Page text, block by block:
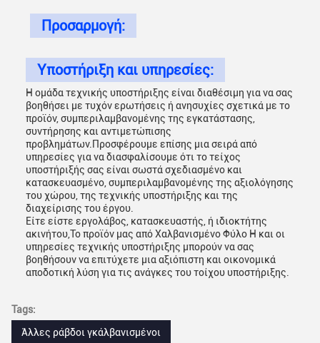
Προσαρμογή:
Υποστήριξη και υπηρεσίες:
Η ομάδα τεχνικής υποστήριξης είναι διαθέσιμη για να σας
βοηθήσει με τυχόν ερωτήσεις ή ανησυχίες σχετικά με το
προϊόν, συμπεριλαμβανομένης της εγκατάστασης,
συντήρησης και αντιμετώπισης
προβλημάτων.Προσφέρουμε επίσης μια σειρά από
υπηρεσίες για να διασφαλίσουμε ότι το τείχος
υποστήριξής σας είναι σωστά σχεδιασμένο και
κατασκευασμένο, συμπεριλαμβανομένης της αξιολόγησης
του χώρου, της τεχνικής υποστήριξης και της
διαχείρισης του έργου.
Είτε είστε εργολάβος, κατασκευαστής, ή ιδιοκτήτης
ακινήτου,Το προϊόν μας από Χαλβανισμένο Φύλο H και οι
υπηρεσίες τεχνικής υποστήριξης μπορούν να σας
βοηθήσουν να επιτύχετε μια αξιόπιστη και οικονομικά
αποδοτική λύση για τις ανάγκες του τοίχου υποστήριξης.
Tags:
Άλλες ράβδοι γκάλβανισμένοι